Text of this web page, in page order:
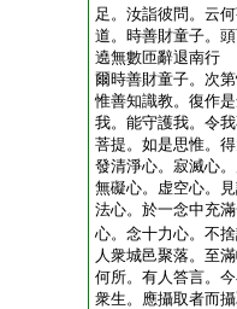
足。汝詣彼問。云
道。時善財童子。
遶無數匝辭退南行
爾時善財童子。次
惟善知識教。復作
我。能守護我。令
菩提。如是思惟。
發清淨心。寂滅心
無礙心。虚空心。
法心。於一念中充
心。念十力心。不
人衆城邑聚落。至
何所。有人答言。
衆生。應攝取者而